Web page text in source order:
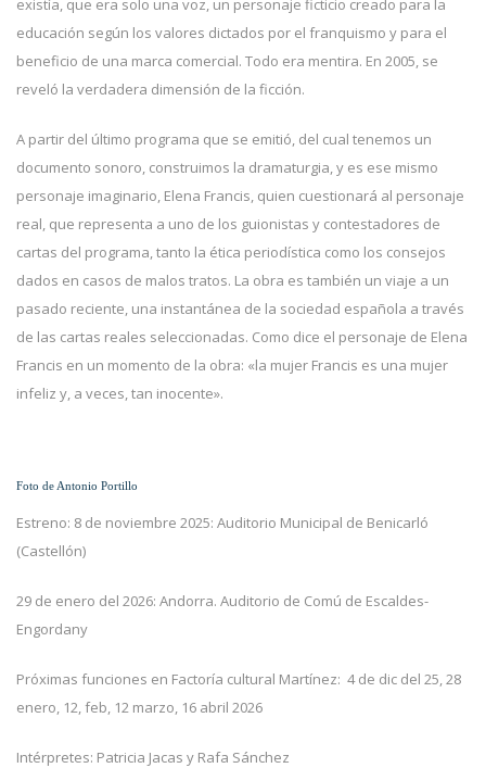
existía, que era solo una voz, un personaje ficticio creado para la
educación según los valores dictados por el franquismo y para el
beneficio de una marca comercial. Todo era mentira. En 2005, se
reveló la verdadera dimensión de la ficción.
A partir del último programa que se emitió, del cual tenemos un
documento sonoro, construimos la dramaturgia, y es ese mismo
personaje imaginario, Elena Francis, quien cuestionará al personaje
real, que representa a uno de los guionistas y contestadores de
cartas del programa, tanto la ética periodística como los consejos
dados en casos de malos tratos. La obra es también un viaje a un
pasado reciente, una instantánea de la sociedad española a través
de las cartas reales seleccionadas. Como dice el personaje de Elena
Francis en un momento de la obra: «la mujer Francis es una mujer
infeliz y, a veces, tan inocente».
Foto de Antonio Portillo
Estreno: 8 de noviembre 2025: Auditorio Municipal de Benicarló
(Castellón)
29 de enero del 2026: Andorra. Auditorio de Comú de Escaldes-
Engordany
Próximas funciones en Factoría cultural Martínez: 4 de dic del 25, 28
enero, 12, feb, 12 marzo, 16 abril 2026
Intérpretes: Patricia Jacas y Rafa Sánchez